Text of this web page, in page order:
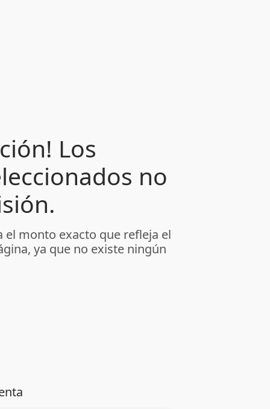
Los
no
el monto exacto que refleja el
ya que no existe ningún